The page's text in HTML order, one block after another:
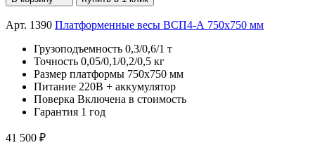
Арт. 1390 Платформенные весы ВСП4-А 750х750 мм
Грузоподъемность 0,3/0,6/1 т
Точность 0,05/0,1/0,2/0,5 кг
Размер платформы 750х750 мм
Питание 220В + аккумулятор
Поверка Включена в стоимость
Гарантия 1 год
41 500 ₽